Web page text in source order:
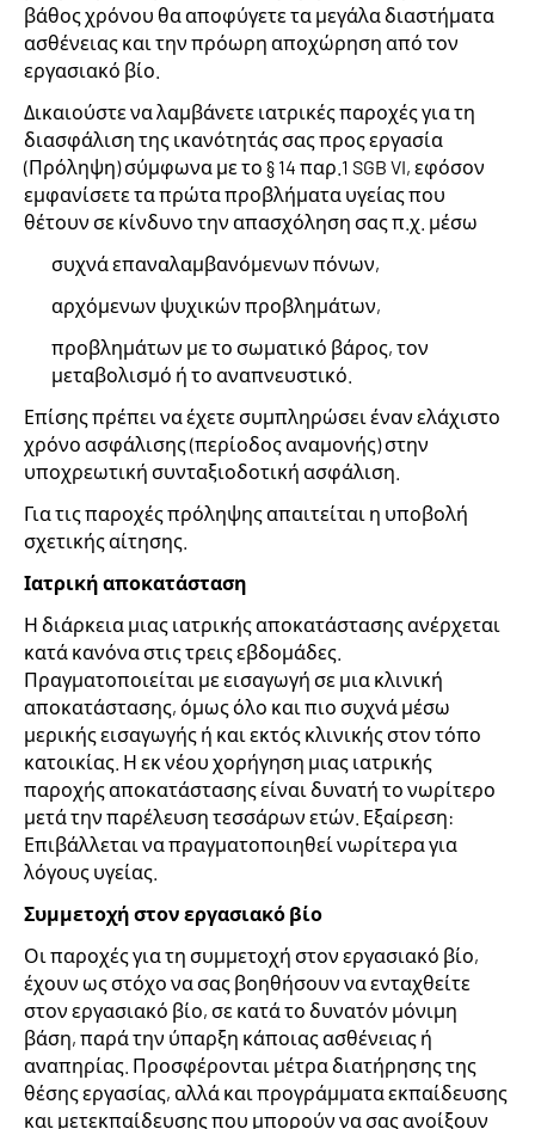
βάθος χρόνου θα αποφύγετε τα μεγάλα διαστήματα
ασθένειας και την πρόωρη αποχώρηση από τον
εργασιακό βίο.
Δικαιούστε να λαμβάνετε ιατρικές παροχές για τη
διασφάλιση της ικανότητάς σας προς εργασία
(Πρόληψη) σύμφωνα με το § 14 παρ.1 SGB VI, εφόσον
εμφανίσετε τα πρώτα προβλήματα υγείας που
θέτουν σε κίνδυνο την απασχόληση σας π.χ. μέσω
συχνά επαναλαμβανόμενων πόνων,
αρχόμενων ψυχικών προβλημάτων,
προβλημάτων με το σωματικό βάρος, τον
μεταβολισμό ή το αναπνευστικό.
Επίσης πρέπει να έχετε συμπληρώσει έναν ελάχιστο
χρόνο ασφάλισης (περίοδος αναμονής) στην
υποχρεωτική συνταξιοδοτική ασφάλιση.
Για τις παροχές πρόληψης απαιτείται η υποβολή
σχετικής αίτησης.
Ιατρική αποκατάσταση
Η διάρκεια μιας ιατρικής αποκατάστασης ανέρχεται
κατά κανόνα στις τρεις εβδομάδες.
Πραγματοποιείται με εισαγωγή σε μια κλινική
αποκατάστασης, όμως όλο και πιο συχνά μέσω
μερικής εισαγωγής ή και εκτός κλινικής στον τόπο
κατοικίας. Η εκ νέου χορήγηση μιας ιατρικής
παροχής αποκατάστασης είναι δυνατή το νωρίτερο
μετά την παρέλευση τεσσάρων ετών. Εξαίρεση:
Επιβάλλεται να πραγματοποιηθεί νωρίτερα για
λόγους υγείας.
Συμμετοχή στον εργασιακό βίο
Οι παροχές για τη συμμετοχή στον εργασιακό βίο,
έχουν ως στόχο να σας βοηθήσουν να ενταχθείτε
στον εργασιακό βίο, σε κατά το δυνατόν μόνιμη
βάση, παρά την ύπαρξη κάποιας ασθένειας ή
αναπηρίας. Προσφέρονται μέτρα διατήρησης της
θέσης εργασίας, αλλά και προγράμματα εκπαίδευσης
και μετεκπαίδευσης που μπορούν να σας ανοίξουν